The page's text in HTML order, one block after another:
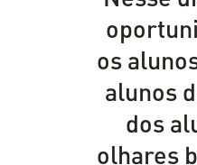
os
alunos
dos
olhares